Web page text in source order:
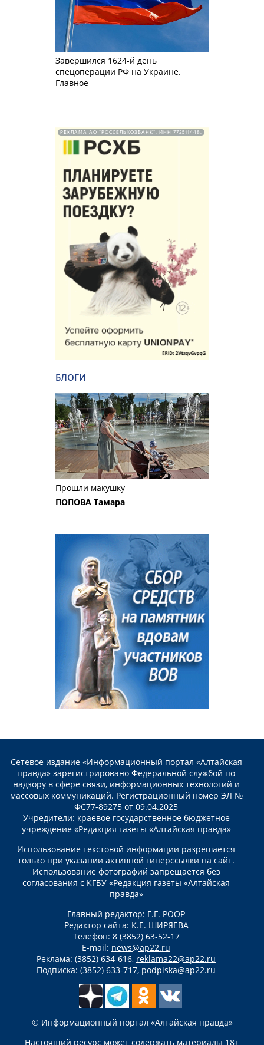
Завершился 1624-й день
спецоперации РФ на Украине.
Главное
РЕКЛАМА АО "РОССЕЛЬХОЗБАНК". ИНН 772511448.
БЛОГИ
Прошли макушку
ПОПОВА Тамара
Сетевое издание «Информационный портал «Алтайская
правда» зарегистрировано Федеральной службой по
надзору в сфере связи, информационных технологий и
массовых коммуникаций. Регистрационный номер ЭЛ №
ФС77-89275 от 09.04.2025
Учредители: краевое государственное бюджетное
учреждение «Редакция газеты «Алтайская правда»
Использование текстовой информации разрешается
только при указании активной гиперссылки на сайт.
Использование фотографий запрещается без
согласования с КГБУ «Редакция газеты «Алтайская
правда»
Главный редактор: Г.Г. РООР
Редактор сайта: К.Е. ШИРЯЕВА
Телефон: 8 (3852) 63-52-17
E-mail: news@ap22.ru
Реклама: (3852) 634-616, reklama22@ap22.ru
Подписка: (3852) 633-717, podpiska@ap22.ru
© Информационный портал «Алтайская правда»
Настоящий ресурс может содержать материалы 18+